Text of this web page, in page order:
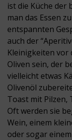
ist die Küche
man das Essen
entspannten
auch der
Kleinigkeiten vor
Oliven sein, der
vielleicht etwas
Olivenöl
Toast mit Pilzen,
Oft werden sie
Wein, einem
oder sogar